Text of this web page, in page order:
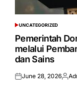
POSTED
IN
UNCATEGORIZED
Pemerintah
melalui
dan Sains
Posted
June 28, 2026